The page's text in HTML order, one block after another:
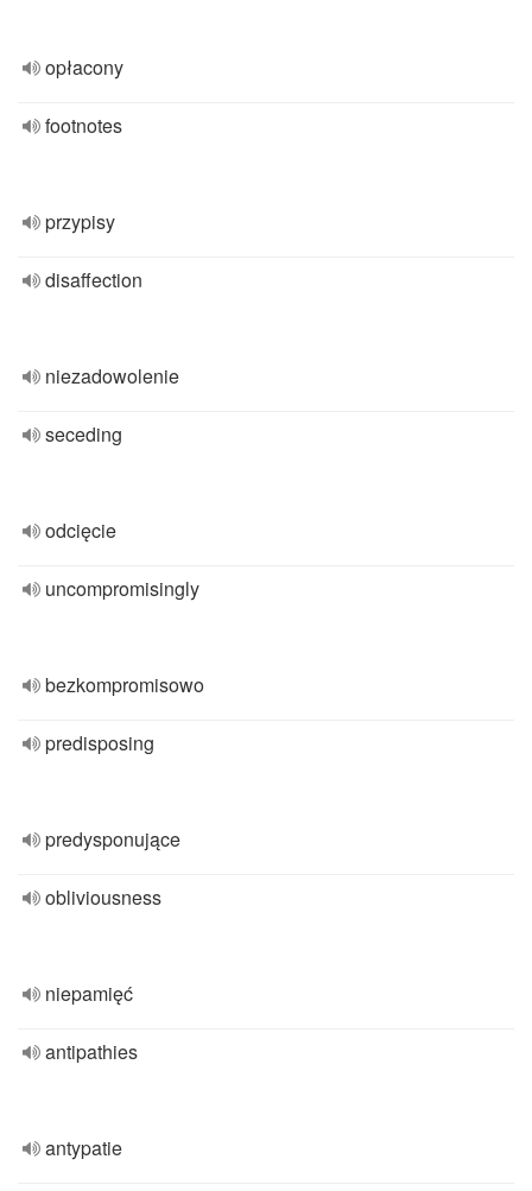
opłacony
footnotes
przypisy
disaffection
niezadowolenie
seceding
odcięcie
uncompromisingly
bezkompromisowo
predisposing
predysponujące
obliviousness
niepamięć
antipathies
antypatie